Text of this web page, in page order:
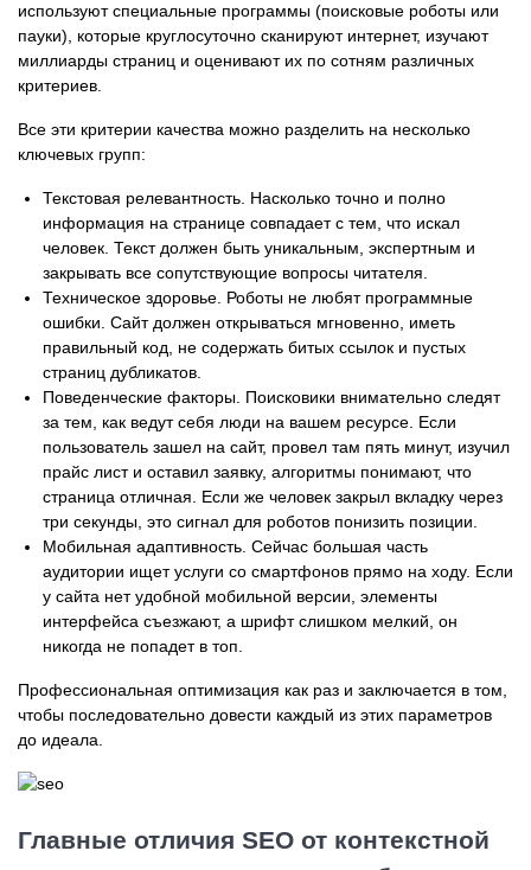
используют специальные программы (поисковые роботы или
пауки), которые круглосуточно сканируют интернет, изучают
миллиарды страниц и оценивают их по сотням различных
критериев.
Все эти критерии качества можно разделить на несколько
ключевых групп:
Текстовая релевантность. Насколько точно и полно
информация на странице совпадает с тем, что искал
человек. Текст должен быть уникальным, экспертным и
закрывать все сопутствующие вопросы читателя.
Техническое здоровье. Роботы не любят программные
ошибки. Сайт должен открываться мгновенно, иметь
правильный код, не содержать битых ссылок и пустых
страниц дубликатов.
Поведенческие факторы. Поисковики внимательно следят
за тем, как ведут себя люди на вашем ресурсе. Если
пользователь зашел на сайт, провел там пять минут, изучил
прайс лист и оставил заявку, алгоритмы понимают, что
страница отличная. Если же человек закрыл вкладку через
три секунды, это сигнал для роботов понизить позиции.
Мобильная адаптивность. Сейчас большая часть
аудитории ищет услуги со смартфонов прямо на ходу. Если
у сайта нет удобной мобильной версии, элементы
интерфейса съезжают, а шрифт слишком мелкий, он
никогда не попадет в топ.
Профессиональная оптимизация как раз и заключается в том,
чтобы последовательно довести каждый из этих параметров
до идеала.
Главные отличия SEO от контекстной